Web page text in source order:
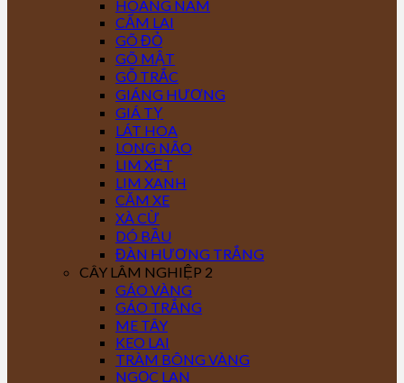
HOÀNG NAM
CẨM LAI
GÕ ĐỎ
GÕ MẬT
GỖ TRẮC
GIÁNG HƯƠNG
GIÁ TỴ
LÁT HOA
LONG NÃO
LIM XẸT
LIM XANH
CĂM XE
XÀ CỪ
DÓ BẦU
ĐÀN HƯƠNG TRẮNG
CÂY LÂM NGHIỆP 2
GÁO VÀNG
GÁO TRẮNG
ME TÂY
KEO LAI
TRÀM BÔNG VÀNG
NGỌC LAN